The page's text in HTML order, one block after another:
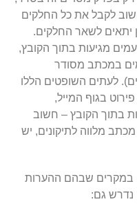
חשוב לקבל את כל החלקים
יתאים לשאר החלקים.
מגיעות בתוך הקובץ,
במכתב מסודר
לעתים השופטים הללו
בגוף המייל,
בתוך הקובץ – חשוב
מלווה לתיקונים, יש
במקרים שבהם ההערות
נדרש גם: